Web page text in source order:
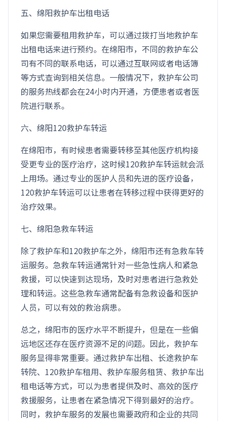
五、绵阳救护车出租电话
如果您需要租用救护车，可以通过拨打当地救护车
出租电话来进行预约。在绵阳市，不同的救护车公
司有不同的联系电话，可以通过互联网或者电话簿
等方式查询到相关信息。一般情况下，救护车公司
的服务热线都会在24小时内开通，方便患者或者医
院进行联系。
六、绵阳120救护车转运
在绵阳市，有时候患者需要转移至其他医疗机构接
受更专业的医疗治疗，这时候120救护车转运就会派
上用场。通过专业的医护人员和先进的医疗设备，
120救护车转运可以让患者在转移过程中获得更好的
治疗效果。
七、绵阳急救车转运
除了救护车和120救护车之外，绵阳市还有急救车转
运服务。急救车转运通常针对一些急性病人和紧急
救援，可以快速到达现场，及时对患者进行急救处
理和转运。这些急救车通常配备有急救设备和医护
人员，可以有效的救治病患。
总之，绵阳市的医疗水平不断提升，但是在一些偏
远地区还存在医疗资源不足的问题。因此，救护车
服务显得非常重要。通过救护车出租、长途救护车
转院、120救护车租用、救护车服务租赁、救护车出
租电话等方式，可以为患者提供及时、高效的医疗
救援服务，让患者在紧急情况下得到最好的治疗。
同时，救护车服务的发展也需要政府和企业的共同